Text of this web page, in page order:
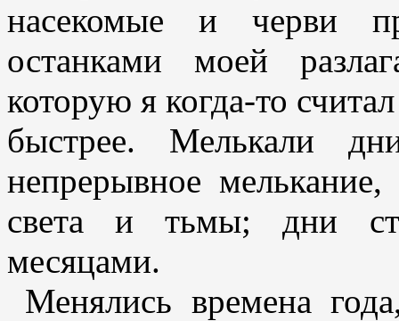
насекомые и черви
останками моей
которую я когда-то
быстрее. Мелькали
непрерывное
света и тьмы; дни
месяцами.
Менялись времена